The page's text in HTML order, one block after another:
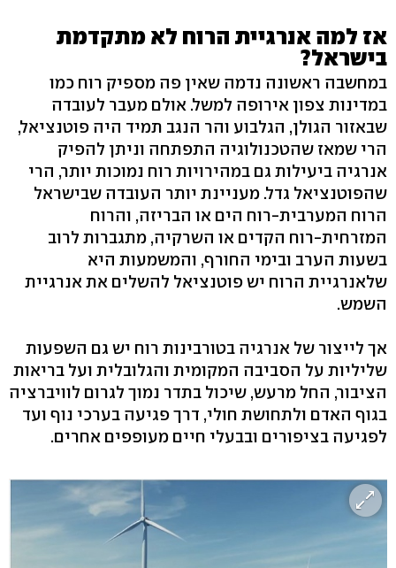
אז למה אנרגיית הרוח לא מתקדמת
בישראל?
במחשבה ראשונה נדמה שאין פה מספיק רוח כמו
במדינות צפון אירופה למשל. אולם מעבר לעובדה
שבאזור הגולן, הגלבוע והר הנגב תמיד היה פוטנציאל,
הרי שמאז שהטכנולוגיה התפתחה וניתן להפיק
אנרגיה ביעילות גם במהירויות רוח נמוכות יותר, הרי
שהפוטנציאל גדל. מעניינת יותר העובדה שבישראל
הרוח המערבית-רוח הים או הבריזה, והרוח
המזרחית-רוח הקדים או השרקיה, מתגברות לרוב
בשעות הערב ובימי החורף, והמשמעות היא
שלאנרגיית הרוח יש פוטנציאל להשלים את אנרגיית
השמש.
אך לייצור של אנרגיה בטורבינות רוח יש גם השפעות
שליליות על הסביבה המקומית והגלובלית ועל בריאות
הציבור, החל מרעש, שיכול בתדר נמוך לגרום לוויברציה
בגוף האדם ולתחושת חולי, דרך פגיעה בערכי נוף ועד
לפגיעה בציפורים ובבעלי חיים מעופפים אחרים.